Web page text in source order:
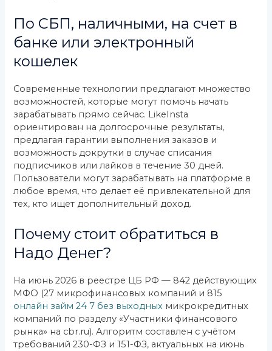
По СБП, наличными, на счет в
банке или электронный
кошелек
Современные технологии предлагают множество
возможностей, которые могут помочь начать
зарабатывать прямо сейчас. LikeInsta
ориентирован на долгосрочные результаты,
предлагая гарантии выполнения заказов и
возможность докрутки в случае списания
подписчиков или лайков в течение 30 дней.
Пользователи могут зарабатывать на платформе в
любое время, что делает её привлекательной для
тех, кто ищет дополнительный доход.
Почему стоит обратиться в
Надо Денег?
На июнь 2026 в реестре ЦБ РФ — 842 действующих
МФО (27 микрофинансовых компаний и 815
онлайн займ 24 7 без выходных микрокредитных
компаний по разделу «Участники финансового
рынка» на cbr.ru). Алгоритм составлен с учётом
требований 230-ФЗ и 151-ФЗ, актуальных на июнь